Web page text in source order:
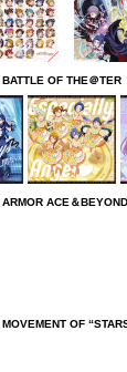
OF THE＠TER
ACE＆BEYOND
OF